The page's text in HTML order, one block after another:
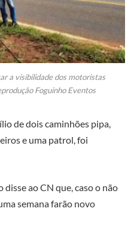
a visibilidade dos motoristas
Foguinho Eventos
de dois caminhões pipa,
e uma patrol, foi
ao CN que, caso o não
semana farão novo